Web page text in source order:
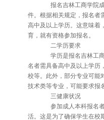
报名吉林工商学院成
件。根据相关规定，报名者
高中及以上学历。这意味着
育，就有资格参加报名。
二学历要求
学历是报名吉林工商
名者需具备高中及以上学历
校等。此外，部分专业可能
技术类等专业，可能要求报
三健康状况
参加成人本科报名者
活。这是为了确保学生在校